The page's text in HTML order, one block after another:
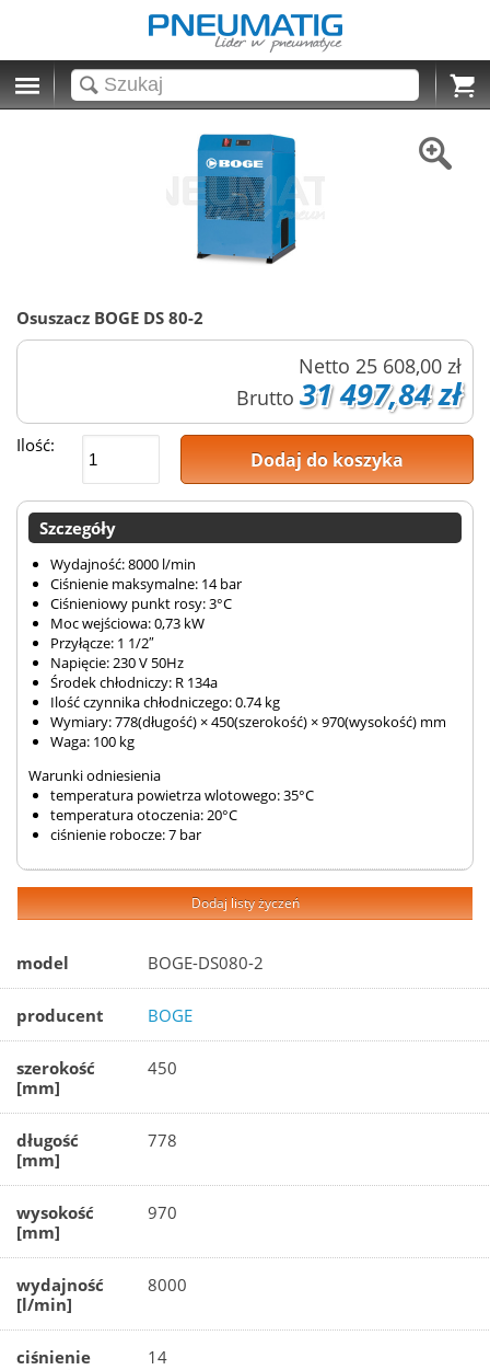
Cart
Osuszacz BOGE DS 80-2
Netto 25 608,00 zł
Brutto 31 497,84 zł
Ilość:
Dodaj do koszyka
Szczegóły
Wydajność: 8000 l/min
Ciśnienie maksymalne: 14 bar
Ciśnieniowy punkt rosy: 3°C
Moc wejściowa: 0,73 kW
Przyłącze: 1 1/2″
Napięcie: 230 V 50Hz
Środek chłodniczy: R 134a
Ilość czynnika chłodniczego: 0.74 kg
Wymiary: 778(długość) × 450(szerokość) × 970(wysokość) mm
Waga: 100 kg
Warunki odniesienia
temperatura powietrza wlotowego: 35°C
temperatura otoczenia: 20°C
ciśnienie robocze: 7 bar
Dodaj listy życzeń
model BOGE-DS080-2
producent BOGE
szerokość
[mm]
450
długość
[mm]
778
wysokość
[mm]
970
wydajność
[l/min]
8000
ciśnienie
14